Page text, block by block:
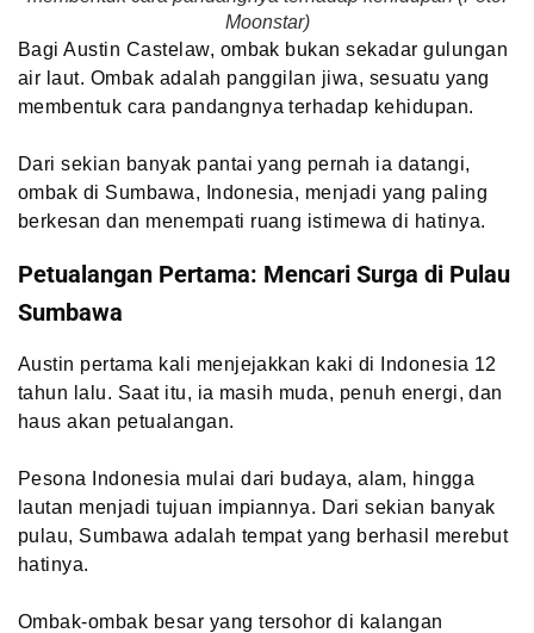
Moonstar)
Bagi Austin Castelaw, ombak bukan sekadar gulungan
air laut. Ombak adalah panggilan jiwa, sesuatu yang
membentuk cara pandangnya terhadap kehidupan.
Dari sekian banyak pantai yang pernah ia datangi,
ombak di Sumbawa, Indonesia, menjadi yang paling
berkesan dan menempati ruang istimewa di hatinya.
Petualangan Pertama: Mencari Surga di Pulau
Sumbawa
Austin pertama kali menjejakkan kaki di Indonesia 12
tahun lalu. Saat itu, ia masih muda, penuh energi, dan
haus akan petualangan.
Pesona Indonesia mulai dari budaya, alam, hingga
lautan menjadi tujuan impiannya. Dari sekian banyak
pulau, Sumbawa adalah tempat yang berhasil merebut
hatinya.
Ombak-ombak besar yang tersohor di kalangan